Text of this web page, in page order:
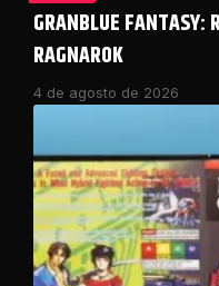
GRANBLUE FANTASY:
RAGNAROK
4 de agosto de 2026